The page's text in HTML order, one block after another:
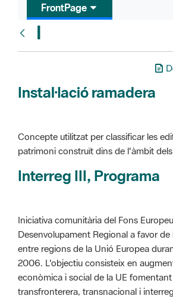
FrontPage
I
Instal·lació ramadera
Concepte utilitzat per classificar les
patrimoni construït dins de l'àmbit
Interreg III, Programa
Iniciativa comunitària del Fons
Desenvolupament Regional a favor
entre regions de la Unió Europea
2006. L'objectiu consisteix en
econòmica i social de la UE
transfronterera, transnacional i